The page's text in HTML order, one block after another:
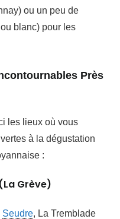
ou un peu de
blanc) pour les
Près
les lieux où vous
à la dégustation
:
Grève)
Seudre, La Tremblade